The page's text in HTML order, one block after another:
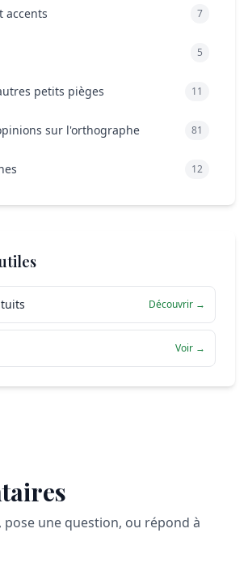
accents 7
5
petits pièges 11
sur l'orthographe 81
12
Découvrir →
Voir →
pose une question, ou répond à